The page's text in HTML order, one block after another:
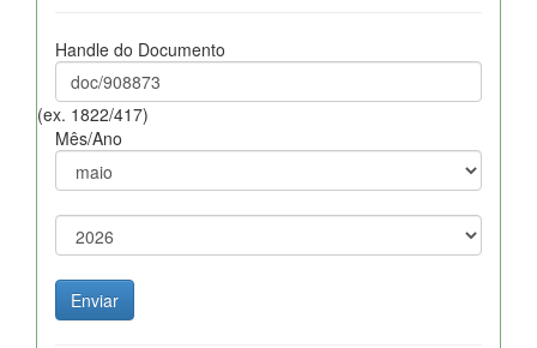
Handle do Documento
(ex. 1822/417)
Mês/Ano